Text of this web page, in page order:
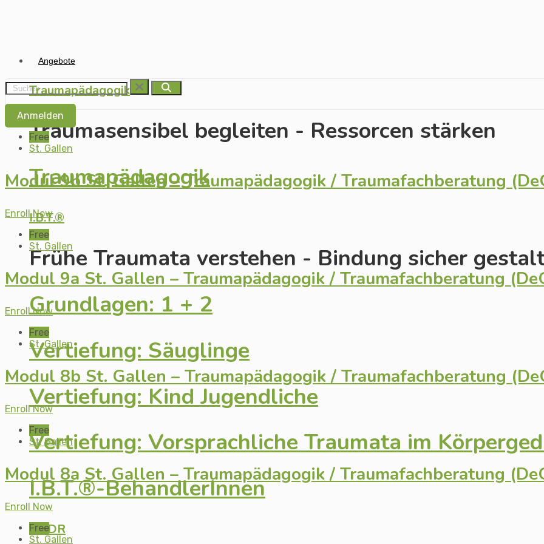
Angebote
Traumapädagogik
Traumasensibel begleiten - Ressorcen stärken
Traumapädagogik
I.B.T.®
Frühe Traumata verstehen - Bindung sicher
Grundlagen: 1 + 2
Vertiefung: Säuglinge
Vertiefung: Kind Jugendliche
Vertiefung: Vorsprachliche Traumata im
I.B.T.®-BehandlerInnen
EMDR
Anmelden
Free
St. Gallen
Modul 9b St. Gallen – Traumapädagogik / Traumafachberatung
Enroll Now
Free
St. Gallen
Modul 9a St. Gallen – Traumapädagogik / Traumafachberatung
Enroll Now
Free
St. Gallen
Modul 8b St. Gallen – Traumapädagogik / Traumafachberatung
Enroll Now
Free
St. Gallen
Modul 8a St. Gallen – Traumapädagogik / Traumafachberatung
Enroll Now
Free
St. Gallen